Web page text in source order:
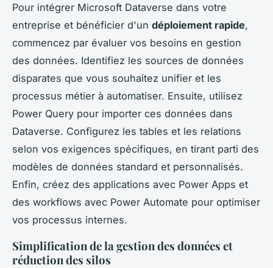
Pour intégrer Microsoft Dataverse dans votre
entreprise et bénéficier d'un déploiement rapide,
commencez par évaluer vos besoins en gestion
des données. Identifiez les sources de données
disparates que vous souhaitez unifier et les
processus métier à automatiser. Ensuite, utilisez
Power Query pour importer ces données dans
Dataverse. Configurez les tables et les relations
selon vos exigences spécifiques, en tirant parti des
modèles de données standard et personnalisés.
Enfin, créez des applications avec Power Apps et
des workflows avec Power Automate pour optimiser
vos processus internes.
Simplification de la gestion des données et
réduction des silos